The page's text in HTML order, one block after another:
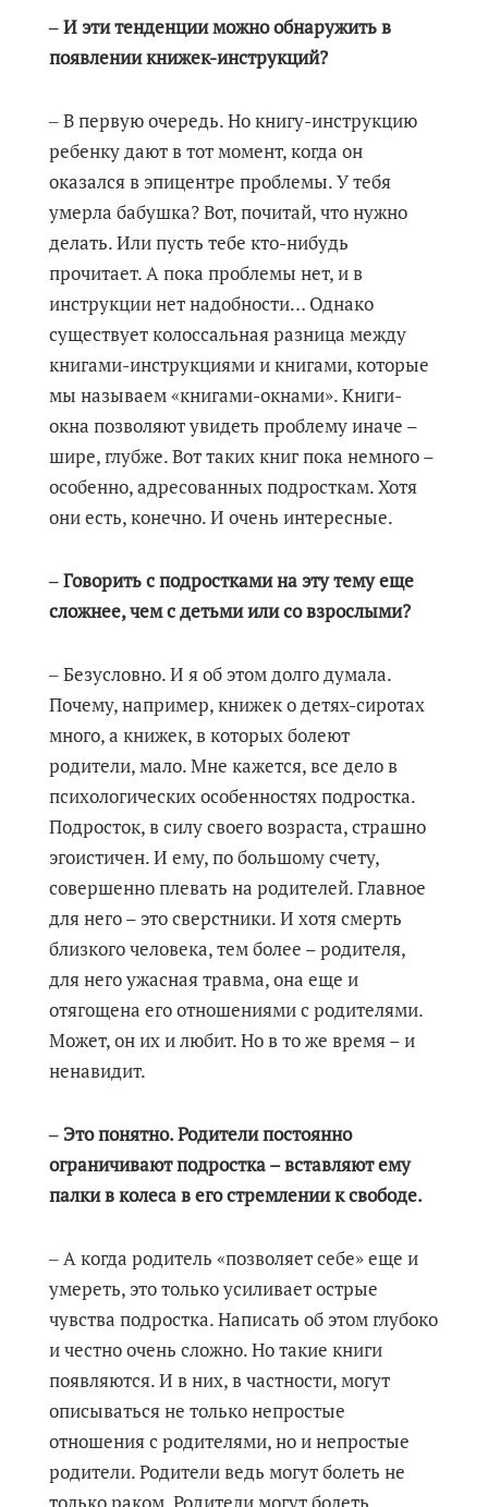
‒ И эти тенденции можно обнаружить в
появлении книжек-инструкций?
‒ В первую очередь. Но книгу-инструкцию
ребенку дают в тот момент, когда он
оказался в эпицентре проблемы. У тебя
умерла бабушка? Вот, почитай, что нужно
делать. Или пусть тебе кто-нибудь
прочитает. А пока проблемы нет, и в
инструкции нет надобности… Однако
существует колоссальная разница между
книгами-инструкциями и книгами, которые
мы называем «книгами-окнами». Книги-
окна позволяют увидеть проблему иначе –
шире, глубже. Вот таких книг пока немного –
особенно, адресованных подросткам. Хотя
они есть, конечно. И очень интересные.
‒ Говорить с подростками на эту тему еще
сложнее, чем с детьми или со взрослыми?
‒ Безусловно. И я об этом долго думала.
Почему, например, книжек о детях-сиротах
много, а книжек, в которых болеют
родители, мало. Мне кажется, все дело в
психологических особенностях подростка.
Подросток, в силу своего возраста, страшно
эгоистичен. И ему, по большому счету,
совершенно плевать на родителей. Главное
для него – это сверстники. И хотя смерть
близкого человека, тем более – родителя,
для него ужасная травма, она еще и
отягощена его отношениями с родителями.
Может, он их и любит. Но в то же время – и
ненавидит.
‒ Это понятно. Родители постоянно
ограничивают подростка – вставляют ему
палки в колеса в его стремлении к свободе.
‒ А когда родитель «позволяет себе» еще и
умереть, это только усиливает острые
чувства подростка. Написать об этом глубоко
и честно очень сложно. Но такие книги
появляются. И в них, в частности, могут
описываться не только непростые
отношения с родителями, но и непростые
родители. Родители ведь могут болеть не